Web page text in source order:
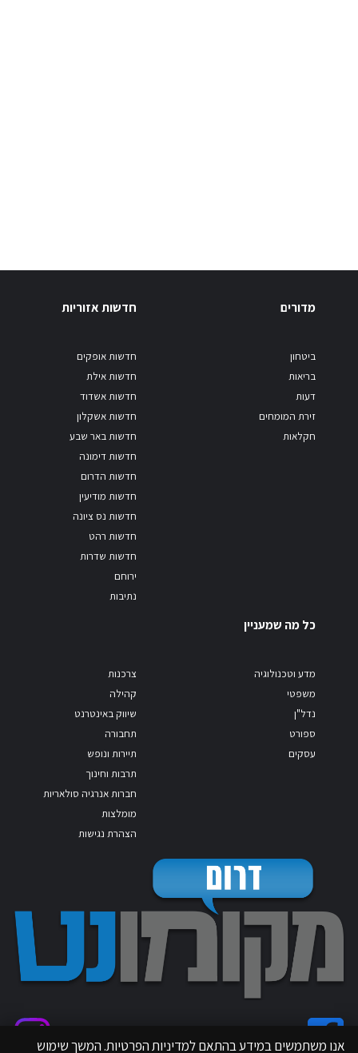
מדורים
ביטחון
בריאות
דעות
זירת המומחים
חקלאות
חדשות אזוריות
חדשות אופקים
חדשות אילת
חדשות אשדוד
חדשות אשקלון
חדשות באר שבע
חדשות דימונה
חדשות הדרום
חדשות מודיעין
חדשות נס ציונה
חדשות רהט
חדשות שדרות
ירוחם
נתיבות
כל מה שמעניין
מדע וטכנולוגיה
משפטי
נדל"ן
ספורט
עסקים
צרכנות
קהילה
שיווק באינטרנט
תחבורה
תיירות ונופש
תרבות וחינוך
חברות אנרגיה סולאריות
מומלצות
הצהרת נגישות
אנו משתמשים במידע בהתאם למדיניות הפרטיות. המשך שימוש